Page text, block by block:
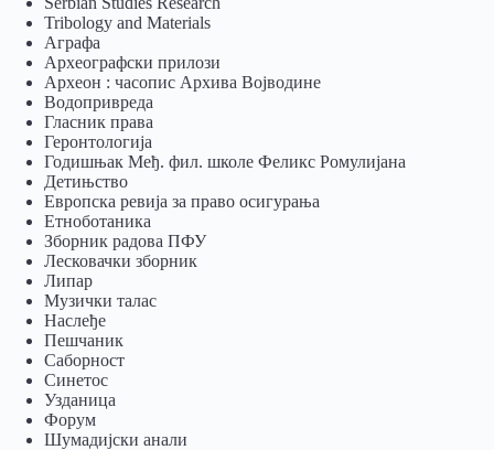
Tribology and Materials
Аграфа
Археографски прилози
Археон : часопис Архива Војводине
Водопривреда
Гласник права
Геронтологија
Годишњак Међ. фил. школе Феликс Ромулијана
Детињство
Европска ревија за право осигурања
Eтноботаника
Зборник радова ПФУ
Лесковачки зборник
Липар
Музички талас
Наслеђе
Пешчаник
Саборност
Синетос
Узданица
Форум
Шумадијски анали